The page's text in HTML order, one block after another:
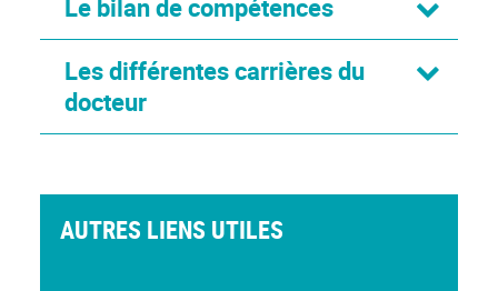
Le bilan de compétences
Les différentes carrières du
docteur
AUTRES LIENS UTILES